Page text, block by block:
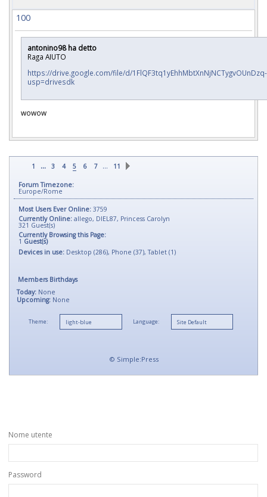
100
antonino98 ha detto
Raga AIUTO
https://drive.google.com/file/d/
usp=drivesdk
wowow
1 ... 3 4 5 6 7 … 11
Forum Timezone:
Europe/Rome
Most Users Ever Online: 3759
Currently Online: allego, DIEL87, Princess Carolyn
321 Guest(s)
Currently Browsing this Page:
1 Guest(s)
Devices in use: Desktop (286), Phone (37), Tablet (1)
Members Birthdays
Today: None
Upcoming: None
Theme: Language:
© Simple:Press
Nome utente
Password